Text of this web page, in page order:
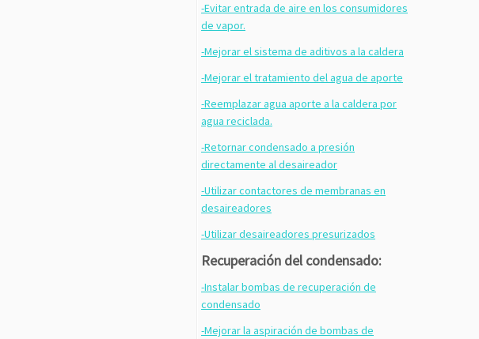
-Evitar entrada de aire en los consumidores
de vapor.
-Mejorar el sistema de aditivos a la caldera
-Mejorar el tratamiento del agua de aporte
-Reemplazar agua aporte a la caldera por
agua reciclada.
-Retornar condensado a presión
directamente al desaireador
-Utilizar contactores de membranas en
desaireadores
-Utilizar desaireadores presurizados
Recuperación del condensado:
-Instalar bombas de recuperación de
condensado
-Mejorar la aspiración de bombas de